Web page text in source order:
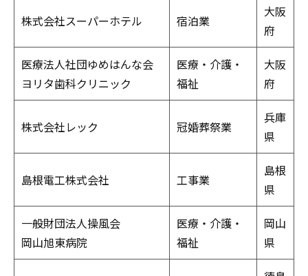
株式会社スーパーホテル 宿泊業
大阪
府
医療法人社団ゆめはんな会
ヨリタ歯科クリニック
医療・介護・
福祉
大阪
府
株式会社レック 冠婚葬祭業
兵庫
県
島根電工株式会社 工事業
島根
県
一般財団法人操風会
岡山旭東病院
医療・介護・
福祉
岡山
県